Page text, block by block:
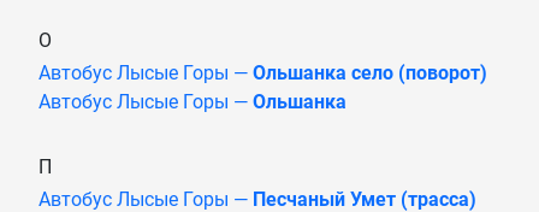
О
Автобус Лысые Горы — Ольшанка село (поворот)
Автобус Лысые Горы — Ольшанка
П
Автобус Лысые Горы — Песчаный Умет (трасса)